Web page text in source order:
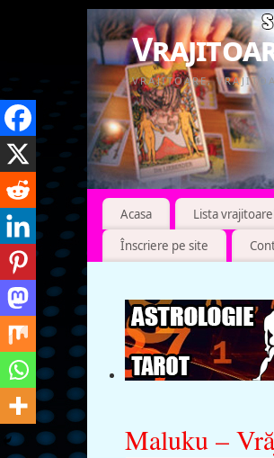
VRAJITOARE,
Acasa Lista
Înscriere pe site
Maluku –